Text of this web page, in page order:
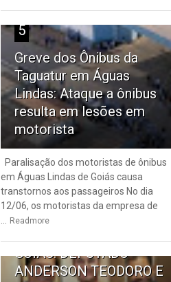
5
Greve dos Ônibus da
Taguatur em Águas
Lindas: Ataque a ônibus
resulta em lesões em
motorista
Paralisação dos motoristas de ônibus
em Águas Lindas de Goiás causa
transtornos aos passageiros No dia
12/06, os motoristas da empresa de
Readmore
6
TRANSPORTE PÚBLICO
GOIÁS: DEPUTADO
ANDERSON TEODORO E